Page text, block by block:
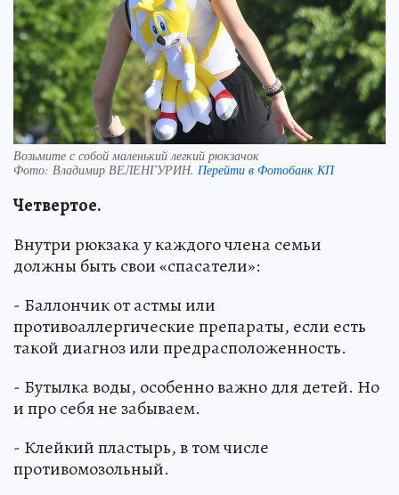
Возьмите с собой маленький легкий рюкзачок
Фото: Владимир ВЕЛЕНГУРИН. Перейти в Фотобанк КП
Четвертое.
Внутри рюкзака у каждого члена семьи
должны быть свои «спасатели»:
- Баллончик от астмы или
противоаллергические препараты, если есть
такой диагноз или предрасположенность.
- Бутылка воды, особенно важно для детей. Но
и про себя не забываем.
- Клейкий пластырь, в том числе
противомозольный.